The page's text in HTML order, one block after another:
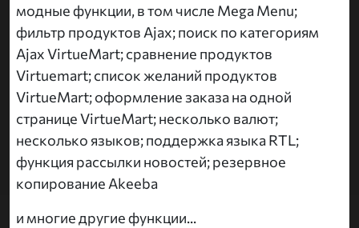
модные функции, в том числе Mega Menu;
фильтр продуктов Ajax; поиск по категориям
Ajax VirtueMart; сравнение продуктов
Virtuemart; список желаний продуктов
VirtueMart; оформление заказа на одной
странице VirtueMart; несколько валют;
несколько языков; поддержка языка RTL;
функция рассылки новостей; резервное
копирование Akeeba
и многие другие функции...